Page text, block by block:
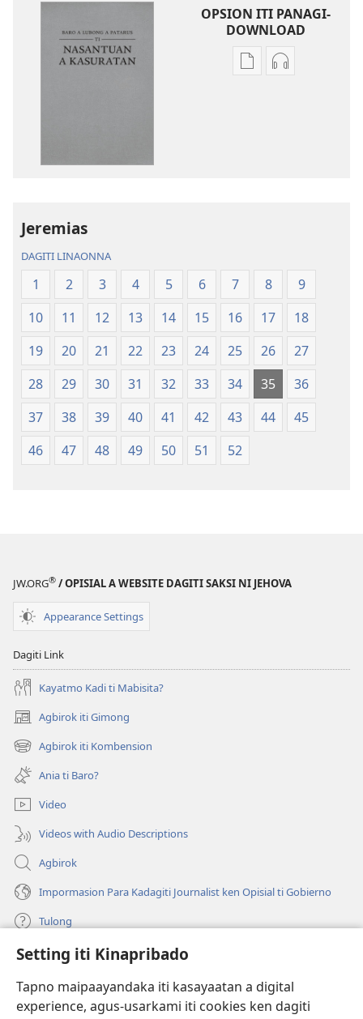
Setting iti Kinapribado
Tapno maipaayandaka iti kasayaatan a digital
experience, agus-usarkami iti cookies ken dagiti
OPSION ITI PANAGI-
DOWNLOAD
Dagiti
Patarus
ti
Nasantuan
a
Kasuratan
(2018 a
Rebision)
Dagiti
Patarus
Nasantuan
a
Kasuratan
(2018 a
Rebision)
Jeremias
DAGITI LINAONNA
1 2 3 4 5 6 7 8
9
10
11 12 13 14 15 16 17
18
19
20 21 22 23 24 25 26
27
28
29 30 31 32 33 34 35
36
37
38 39 40 41 42 43 44
45
46
47 48 49 50 51 52
JW.ORG® / OPISIAL A WEBSITE DAGITI SAKSI NI JEHOVA
Appearance Settings
Dagiti Link
Kayatmo Kadi ti Mabisita?
Agbirok iti Gimong
(manglukat
iti
baro
window)
Agbirok iti Kombension
(manglukat
iti
baro
a
window)
Ania ti Baro?
Video
Videos with Audio Descriptions
Agbirok
Impormasion Para Kadagiti Journalist ken Opisial ti Gobierno
Tulong
Donasion
(manglukat
iti
baro
a
Watchtower ONLINE A LIBRARIA
(manglukat